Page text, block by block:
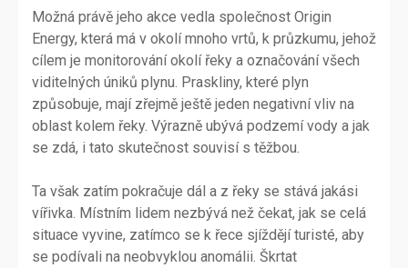
Možná právě jeho akce vedla společnost Origin
Energy, která má v okolí mnoho vrtů, k průzkumu, jehož
cílem je monitorování okolí řeky a označování všech
viditelných úniků plynu. Praskliny, které plyn
způsobuje, mají zřejmě ještě jeden negativní vliv na
oblast kolem řeky. Výrazně ubývá podzemí vody a jak
se zdá, i tato skutečnost souvisí s těžbou.
Ta však zatím pokračuje dál a z řeky se stává jakási
vířivka. Místním lidem nezbývá než čekat, jak se celá
situace vyvine, zatímco se k řece sjíždějí turisté, aby
se podívali na neobvyklou anomálii. Škrtat